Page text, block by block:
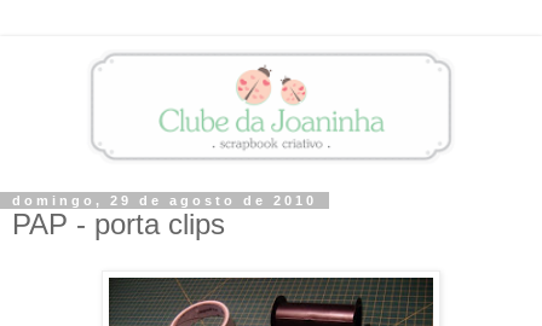
domingo, 29 de agosto de 2010
PAP - porta clips